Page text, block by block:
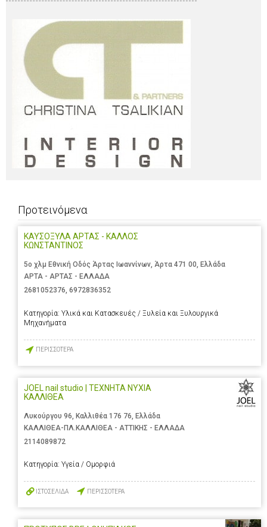
Προτεινόμενα
ΚΑΥΣΟΞΥΛΑ ΑΡΤΑΣ - ΚΑΛΛΟΣ
ΚΩΝΣΤΑΝΤΙΝΟΣ
5ο χλμ Εθνική Οδός Άρτας Ιωαννίνων, Άρτα 471 00, Ελλάδα
ΑΡΤΑ - ΑΡΤΑΣ - ΕΛΛΑΔΑ
2681052376, 6972836352
Κατηγορία: Υλικά και Κατασκευές / Ξυλεία και Ξυλουργικά
Μηχανήματα
ΠΕΡΙΣΣΟΤΕΡΑ
JOEL nail studio | ΤΕΧΝΗΤΑ ΝΥΧΙΑ
ΚΑΛΛΙΘΕΑ
Λυκούργου 96, Καλλιθέα 176 76, Ελλάδα
ΚΑΛΛΙΘΕΑ-ΠΛ.ΚΑΛΛΙΘΕΑ - ΑΤΤΙΚΗΣ - ΕΛΛΑΔΑ
2114089872
Κατηγορία: Υγεία / Ομορφιά
ΙΣΤΟΣΕΛΙΔΑ ΠΕΡΙΣΣΟΤΕΡΑ